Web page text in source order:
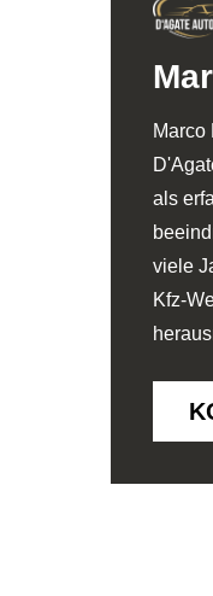
Marco
als
viele
Kfz-